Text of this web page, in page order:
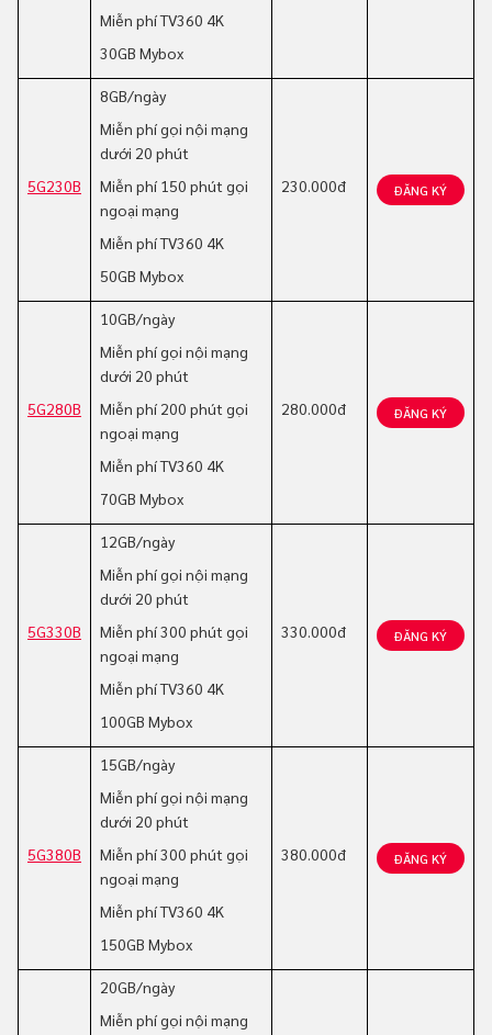
Miễn phí TV360 4K
30GB Mybox
5G230B
8GB/ngày
Miễn phí gọi nội mạng
dưới 20 phút
Miễn phí 150 phút gọi
ngoại mạng
Miễn phí TV360 4K
50GB Mybox
230.000đ ĐĂNG KÝ
5G280B
10GB/ngày
Miễn phí gọi nội mạng
dưới 20 phút
Miễn phí 200 phút gọi
ngoại mạng
Miễn phí TV360 4K
70GB Mybox
280.000đ ĐĂNG KÝ
5G330B
12GB/ngày
Miễn phí gọi nội mạng
dưới 20 phút
Miễn phí 300 phút gọi
ngoại mạng
Miễn phí TV360 4K
100GB Mybox
330.000đ ĐĂNG KÝ
5G380B
15GB/ngày
Miễn phí gọi nội mạng
dưới 20 phút
Miễn phí 300 phút gọi
ngoại mạng
Miễn phí TV360 4K
150GB Mybox
380.000đ ĐĂNG KÝ
20GB/ngày
Miễn phí gọi nội mạng